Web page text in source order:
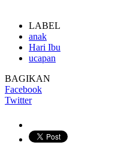
LABEL
anak
Hari Ibu
ucapan
BAGIKAN
Facebook
Twitter